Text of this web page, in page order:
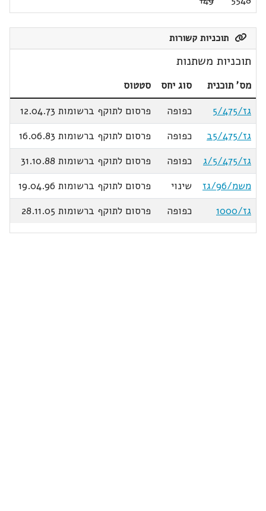
תוכניות קשורות
תוכניות משתנות
מס' תוכנית סוג יחס
סטטוס
גז/5/475
כפופה
פרסום לתוקף ברשומות 12.04.73
גז/5/475ב
כפופה
פרסום לתוקף ברשומות 16.06.83
גז/5/475/ג
כפופה
פרסום לתוקף ברשומות 31.10.88
משמ/96/גז
שינוי
פרסום לתוקף ברשומות 19.04.96
גז/1000
כפופה פרסום לתוקף ברשומות 28.11.05